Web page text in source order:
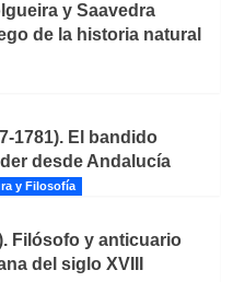
y Saavedra
de la historia natural
1781). El bandido
desde Andalucía
y Filosofía
Filósofo y anticuario
del siglo XVIII